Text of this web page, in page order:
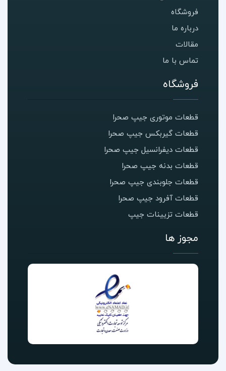
فروشگاه
درباره ما
مقالات
تماس با ما
فروشگاه
قطعات موتوری جیپ صحرا
قطعات گیربکس جیپ صحرا
قطعات دیفرانسیل جیپ صحرا
قطعات بدنه جیپ صحرا
قطعات جلوبندی جیپ صحرا
قطعات آفرود جیپ صحرا
قطعات تزیینات جیپ
مجوز ها